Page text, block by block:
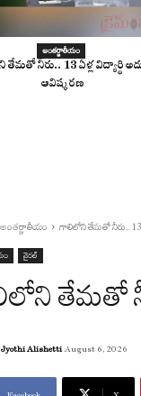
అంతర్జాతీయం
నీరు.. 13 ఏళ్ల విద్యార్థి
ఆవిష్కరణ